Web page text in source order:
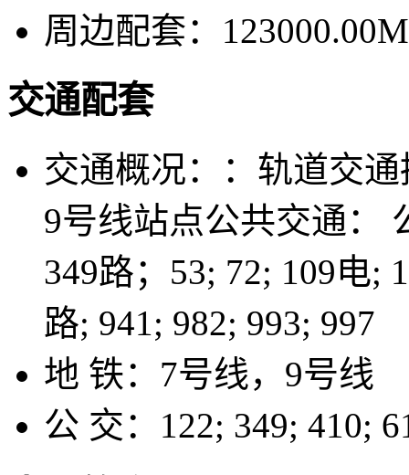
周边配套：
交通配套
交通概况：
：轨道交
9号线站点公共交通：
349路；53; 72; 109电;
路; 941; 982; 993; 997
地 铁： 7号线，9号线
公 交： 122; 349; 410;